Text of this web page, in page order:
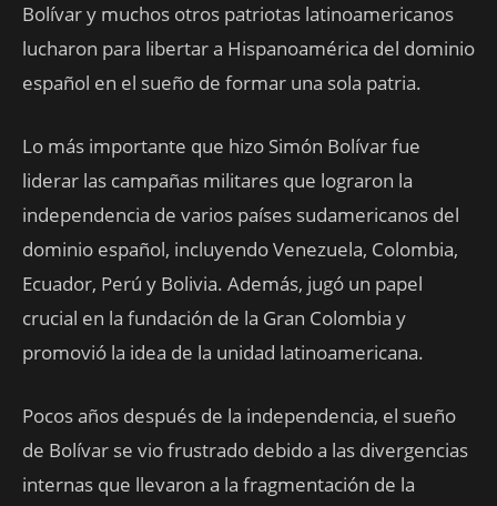
Bolívar y muchos otros patriotas latinoamericanos
lucharon para libertar a Hispanoamérica del dominio
español en el sueño de formar una sola patria.
Lo más importante que hizo Simón Bolívar fue
liderar las campañas militares que lograron la
independencia de varios países sudamericanos del
dominio español, incluyendo Venezuela, Colombia,
Ecuador, Perú y Bolivia. Además, jugó un papel
crucial en la fundación de la Gran Colombia y
promovió la idea de la unidad latinoamericana.
Pocos años después de la independencia, el sueño
de Bolívar se vio frustrado debido a las divergencias
internas que llevaron a la fragmentación de la